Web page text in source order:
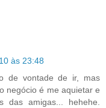
às 23:48
de vontade de ir, mas
negócio é me aquietar e
das amigas... hehehe.